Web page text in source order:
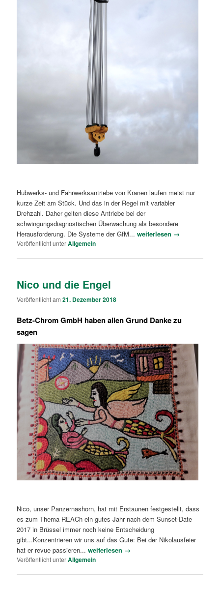
Hubwerks- und Fahrwerksantriebe von Kranen laufen meist nur
kurze Zeit am Stück. Und das in der Regel mit variabler
Drehzahl. Daher gelten diese Antriebe bei der
schwingungsdiagnostischen Überwachung als besondere
Herausforderung. Die Systeme der GfM...weiterlesen →
Veröffentlicht unterAllgemein
Nico und die Engel
Veröffentlicht am21. Dezember 2018
Betz-Chrom GmbH haben allen Grund Danke zu
sagen
Nico, unser Panzernashorn, hat mit Erstaunen festgestellt, dass
es zum Thema REACh ein gutes Jahr nach dem Sunset-Date
2017 in Brüssel immer noch keine Entscheidung
gibt...Konzentrieren wir uns auf das Gute: Bei der Nikolausfeier
hat er revue passieren...weiterlesen →
Veröffentlicht unterAllgemein